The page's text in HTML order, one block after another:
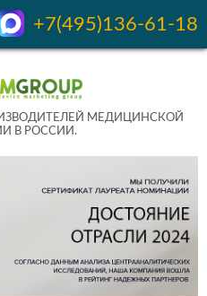
+7(495)136-61-18
МЕДИЦИНСКОЙ
В РОССИИ.